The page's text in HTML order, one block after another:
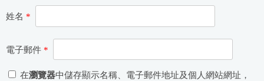
姓名 *
電子郵件 *
在瀏覽器中儲存顯示名稱、電子郵件地址及個人網站網址，